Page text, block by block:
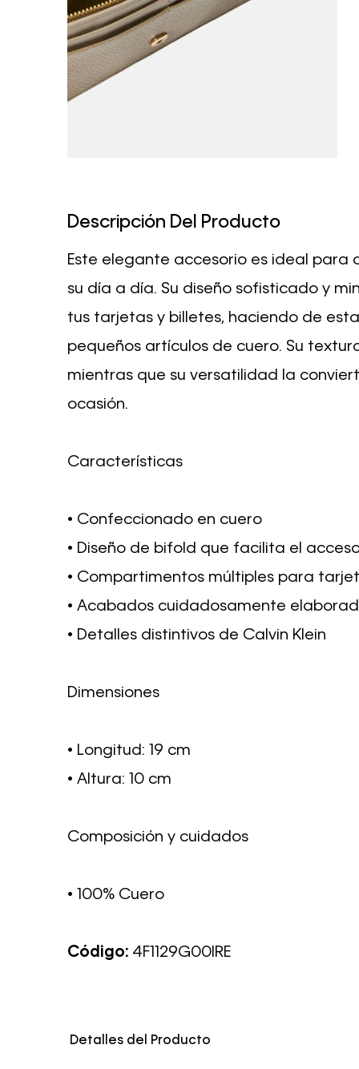
Descripción Del Producto
Este elegante accesorio es ideal para
su día a día. Su diseño sofisticado y
tus tarjetas y billetes, haciendo de
pequeños artículos de cuero. Su
mientras que su versatilidad la
ocasión.
Características
• Confeccionado en cuero
• Diseño de bifold que facilita el
• Compartimentos múltiples para
• Acabados cuidadosamente
• Detalles distintivos de Calvin Klein
Dimensiones
• Longitud: 19 cm
• Altura: 10 cm
Composición y cuidados
• 100% Cuero
Código: 4F1129G00IRE
Detalles del Producto